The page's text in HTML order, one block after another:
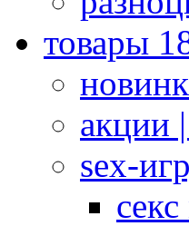
товары
акции
sex-